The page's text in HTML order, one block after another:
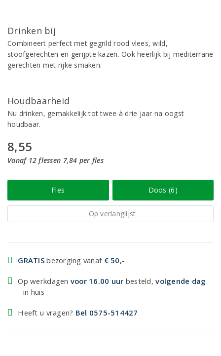
Drinken bij
Combineert perfect met gegrild rood vlees, wild,
stoofgerechten en gerijpte kazen. Ook heerlijk bij mediterrane
gerechten met rijke smaken.
Houdbaarheid
Nu drinken, gemakkelijk tot twee à drie jaar na oogst
houdbaar.
8,55
Vanaf 12 flessen 7,84 per fles
Fles Doos (6)
Op verlanglijst
GRATIS bezorging vanaf € 50,-
Op werkdagen voor 16.00 uur besteld,volgende dag
in huis
Heeft u vragen? Bel 0575-514427